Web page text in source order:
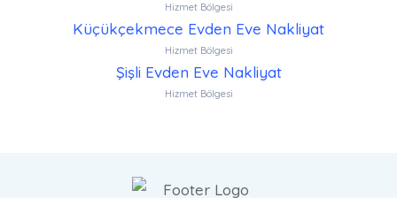
Hizmet Bölgesi
Küçükçekmece Evden Eve Nakliyat
Hizmet Bölgesi
Şişli Evden Eve Nakliyat
Hizmet Bölgesi